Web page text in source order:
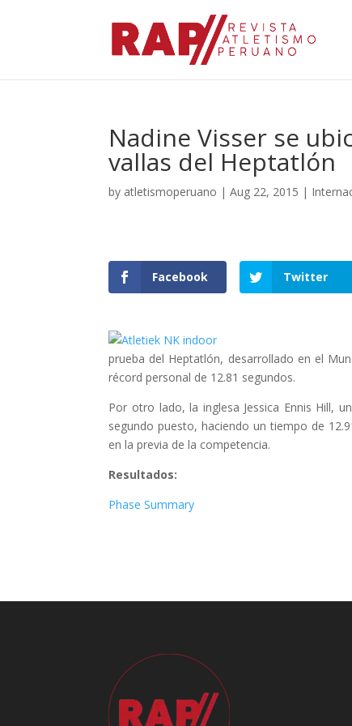
Nadine Visser se
vallas del Heptatlón
by atletismoperuano |Aug 22, 2015 |
Facebook Twitter
prueba del Heptatlón, desarrollado en el
récord personal de 12.81 segundos.
Por otro lado, la inglesa Jessica Ennis Hill,
segundo puesto, haciendo un tiempo de
en la previa de la competencia.
Resultados:
Phase Summary